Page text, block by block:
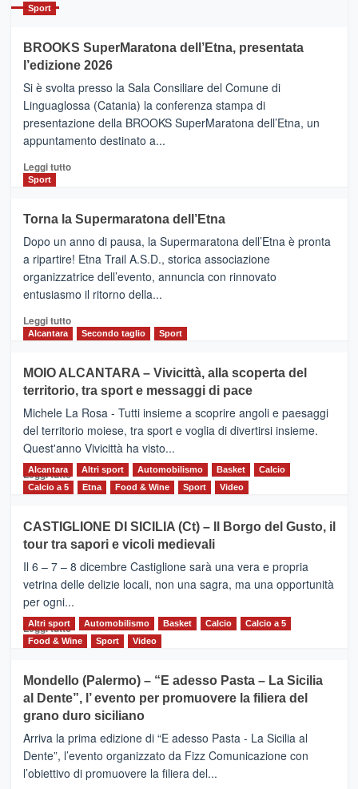
con
la
Al
via
i
collegamenti
Sport
BROOKS SuperMaratona dell’Etna, presentata
l’edizione 2026
Si è svolta presso la Sala Consiliare del Comune di
Linguaglossa (Catania) la conferenza stampa di
presentazione della BROOKS SuperMaratona dell’Etna, un
appuntamento destinato a...
Leggi tuttoLeggi
BROOKS
SuperMaratona
dell’Etna,
presentata
l’edizione
2026
Sport
Torna la Supermaratona dell’Etna
Dopo un anno di pausa, la Supermaratona dell’Etna è pronta
a ripartire! Etna Trail A.S.D., storica associazione
organizzatrice dell’evento, annuncia con rinnovato
entusiasmo il ritorno della...
Leggi tuttoLeggi
Torna
la
Supermaratona
dell’Etna
Alcantara Secondo taglio Sport
MOIO ALCANTARA – Vivicittà, alla scoperta del
territorio, tra sport e messaggi di pace
Michele La Rosa - Tutti insieme a scoprire angoli e paesaggi
del territorio moiese, tra sport e voglia di divertirsi insieme.
Quest'anno Vivicittà ha visto...
Leggi tutto Leggi
MOIO
ALCANTARA
–
Vivicittà,
alla
scoperta
del
territorio,
e
messaggi
di
Alcantara Altri sport Automobilismo Basket
Calcio
Calcio a 5
Etna Food & Wine Sport Video
CASTIGLIONE DI SICILIA (Ct) – Il Borgo del Gusto, il
tour tra sapori e vicoli medievali
Il 6 – 7 – 8 dicembre Castiglione sarà una vera e propria
vetrina delle delizie locali, non una sagra, ma una opportunità
per ogni...
Leggi tuttoLeggi
di
CASTIGLIONE
DI
SICILIA
(Ct)
–
Il
Borgo
Altri sport Automobilismo Basket Calcio
Calcio a 5
Food & Wine
Sport Video
Mondello (Palermo) – “E adesso Pasta – La Sicilia
al Dente”, l’ evento per promuovere la filiera del
grano duro siciliano
Arriva la prima edizione di “E adesso Pasta - La Sicilia al
Dente”, l’evento organizzato da Fizz Comunicazione con
l’obiettivo di promuovere la filiera del...